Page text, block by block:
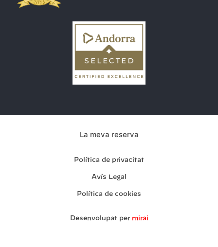
La meva reserva
Política de privacitat
Avís Legal
Política de cookies
Desenvolupat per mirai